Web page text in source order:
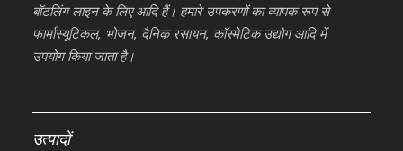
बॉटलिंग लाइन के लिए आदि हैं। हमारे उपकरणों का व्यापक रूप से
फार्मास्यूटिकल, भोजन, दैनिक रसायन, कॉस्मेटिक उद्योग आदि में
उपयोग किया जाता है।
उत्पादों